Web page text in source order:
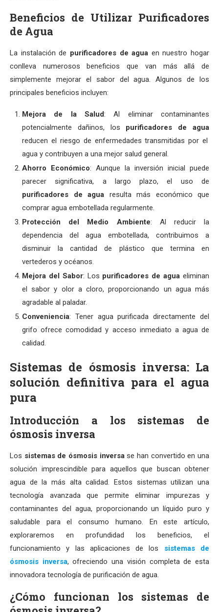
Beneficios de Utilizar Purificadores
de Agua
La instalación de purificadores de agua en nuestro hogar
conlleva numerosos beneficios que van más allá de
simplemente mejorar el sabor del agua. Algunos de los
principales beneficios incluyen:
Mejora de la Salud: Al eliminar contaminantes
potencialmente dañinos, los purificadores de agua
reducen el riesgo de enfermedades transmitidas por el
agua y contribuyen a una mejor salud general.
Ahorro Económico: Aunque la inversión inicial puede
parecer significativa, a largo plazo, el uso de
purificadores de agua resulta más económico que
comprar agua embotellada regularmente.
Protección del Medio Ambiente: Al reducir la
dependencia del agua embotellada, contribuimos a
disminuir la cantidad de plástico que termina en
vertederos y océanos.
Mejora del Sabor: Los purificadores de agua eliminan
el sabor y olor a cloro, proporcionando un agua más
agradable al paladar.
Conveniencia: Tener agua purificada directamente del
grifo ofrece comodidad y acceso inmediato a agua de
calidad.
Sistemas de ósmosis inversa: La
solución definitiva para el agua
pura
Introducción a los sistemas de
ósmosis inversa
Los sistemas de ósmosis inversase han convertido en una
solución imprescindible para aquellos que buscan obtener
agua de la más alta calidad. Estos sistemas utilizan una
tecnología avanzada que permite eliminar impurezas y
contaminantes del agua, proporcionando un líquido puro y
saludable para el consumo humano. En este artículo,
exploraremos en profundidad los beneficios, el
funcionamiento y las aplicaciones de los sistemas de
ósmosis inversa, ofreciendo una visión completa de esta
innovadora tecnología de purificación de agua.
¿Cómo funcionan los sistemas de